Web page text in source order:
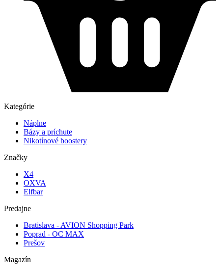
Kategórie
Náplne
Bázy a príchute
Nikotínové boostery
Značky
X4
OXVA
Elfbar
Predajne
Bratislava - AVION Shopping Park
Poprad - OC MAX
Prešov
Magazín